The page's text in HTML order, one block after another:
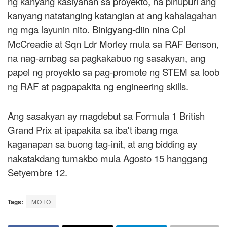
kanyang natatanging katangian at ang kahalagahan
ng mga layunin nito. Binigyang-diin nina Cpl
McCreadie at Sqn Ldr Morley mula sa RAF Benson,
na nag-ambag sa pagkakabuo ng sasakyan, ang
papel ng proyekto sa pag-promote ng STEM sa loob
ng RAF at pagpapakita ng engineering skills.
Ang sasakyan ay magdebut sa Formula 1 British
Grand Prix at ipapakita sa iba't ibang mga
kaganapan sa buong tag-init, at ang bidding ay
nakatakdang tumakbo mula Agosto 15 hanggang
Setyembre 12.
Tags: MOTO